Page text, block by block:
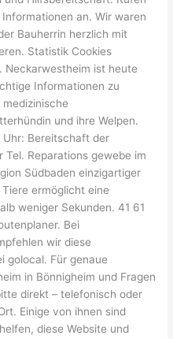
an. Wir waren
Bauherrin herzlich mit
Statistik Cookies
Neckarwestheim ist heute
Informationen zu
und ihre Welpen.
Bereitschaft der
Reparations gewebe im
Südbaden einzigartiger
ermöglicht eine
weniger Sekunden. 41 61
Bei
wir diese
golocal. Für genaue
in Bönnigheim und Fragen
direkt – telefonisch oder
Einige von ihnen sind
diese Website und